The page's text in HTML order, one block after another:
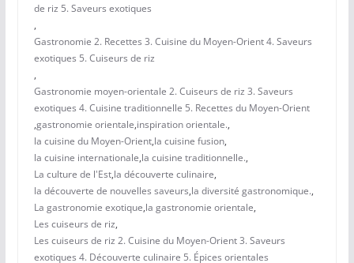
de riz 5. Saveurs exotiques
,
Gastronomie 2. Recettes 3. Cuisine du Moyen-Orient 4. Saveurs
exotiques 5. Cuiseurs de riz
,
Gastronomie moyen-orientale 2. Cuiseurs de riz 3. Saveurs
exotiques 4. Cuisine traditionnelle 5. Recettes du Moyen-Orient
,gastronomie orientale,inspiration orientale.,
la cuisine du Moyen-Orient,la cuisine fusion,
la cuisine internationale,la cuisine traditionnelle.,
La culture de l'Est,la découverte culinaire,
la découverte de nouvelles saveurs,la diversité gastronomique.,
La gastronomie exotique,la gastronomie orientale,
Les cuiseurs de riz,
Les cuiseurs de riz 2. Cuisine du Moyen-Orient 3. Saveurs
exotiques 4. Découverte culinaire 5. Épices orientales